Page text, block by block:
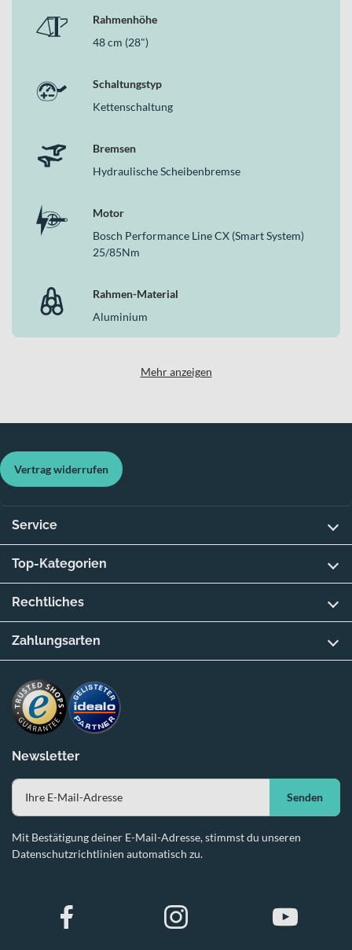
Rahmenhöhe
48 cm (28")
Schaltungstyp
Kettenschaltung
Bremsen
Hydraulische Scheibenbremse
Motor
Bosch Performance Line CX (Smart System)
25/85Nm
Rahmen-Material
Aluminium
Mehr anzeigen
Newsletter
Senden
Mit Bestätigung deiner E-Mail-Adresse, stimmst du unseren
Datenschutzrichtlinien automatisch zu.
Vertrag widerrufen
Service
Top-Kategorien
Rechtliches
Zahlungsarten